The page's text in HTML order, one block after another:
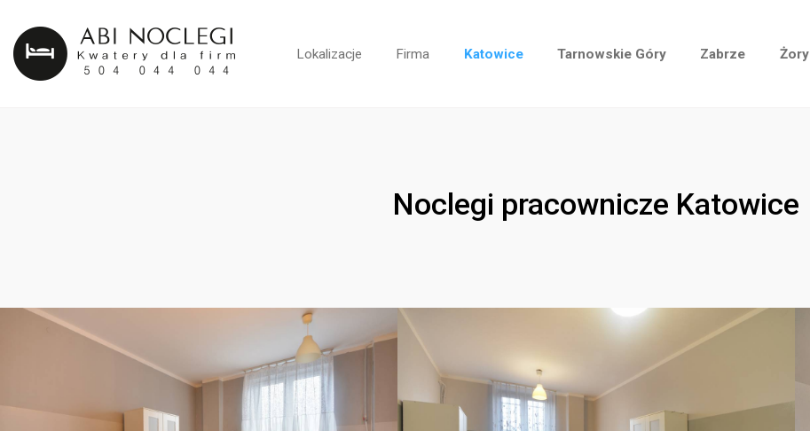
Lokalizacje Firma Katowice Tarnowskie Góry Zabrze Żory
Noclegi pracownicze Katowice